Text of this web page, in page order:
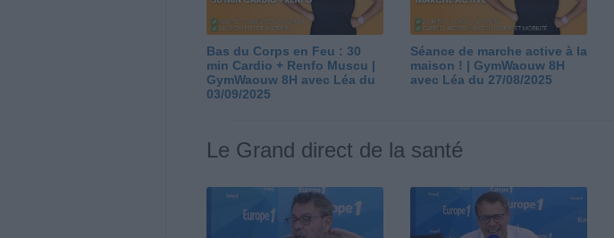
Bas du Corps en Feu : 30
min Cardio + Renfo Muscu |
GymWaouw 8H avec Léa du
03/09/2025
Séance de marche active à la
maison ! | GymWaouw 8H
avec Léa du 27/08/2025
Le Grand direct de la santé